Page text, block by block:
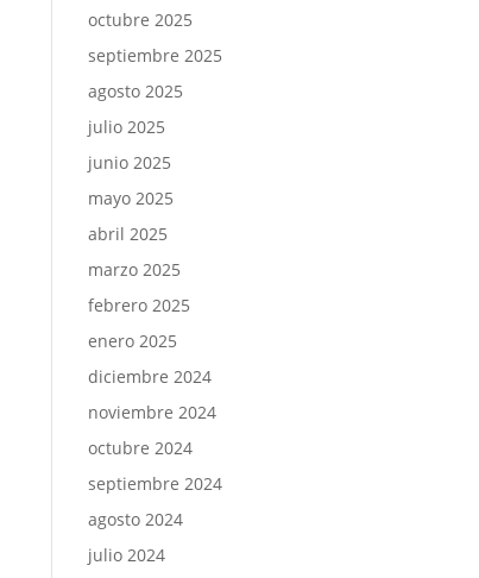
octubre 2025
septiembre 2025
agosto 2025
julio 2025
junio 2025
mayo 2025
abril 2025
marzo 2025
febrero 2025
enero 2025
diciembre 2024
noviembre 2024
octubre 2024
septiembre 2024
agosto 2024
julio 2024